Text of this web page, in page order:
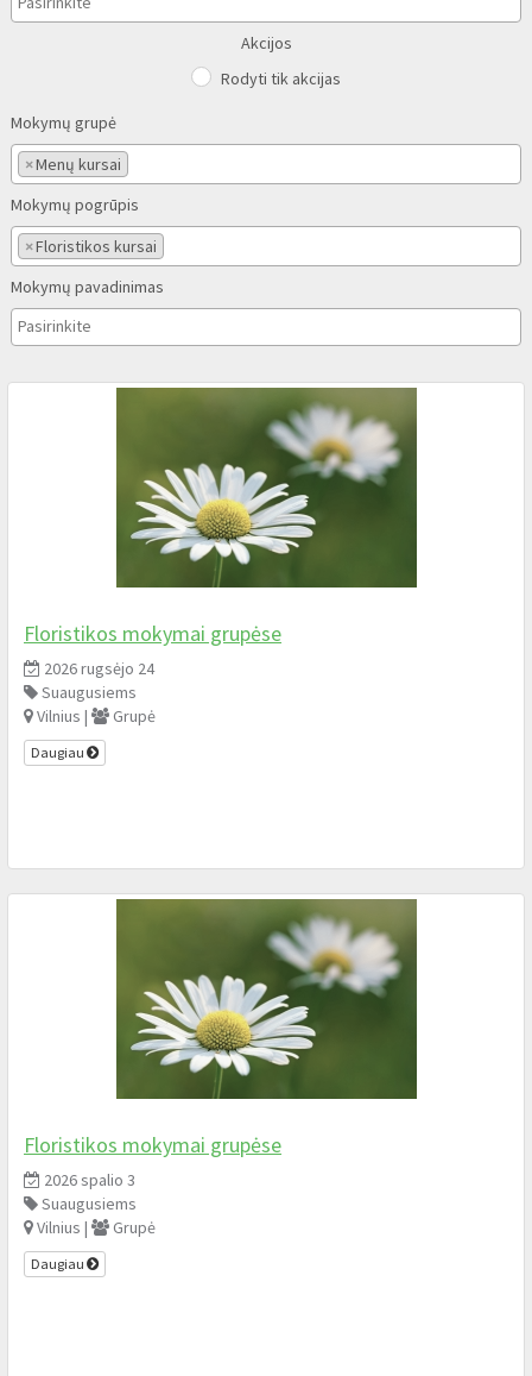
Akcijos
Rodyti tik akcijas
Mokymų grupė
×Menų kursai
Mokymų pogrūpis
×Floristikos kursai
Mokymų pavadinimas
Floristikos mokymai grupėse
2026 rugsėjo 24
Suaugusiems
Vilnius |
Grupė
Daugiau
Floristikos mokymai grupėse
2026 spalio 3
Suaugusiems
Vilnius |
Grupė
Daugiau